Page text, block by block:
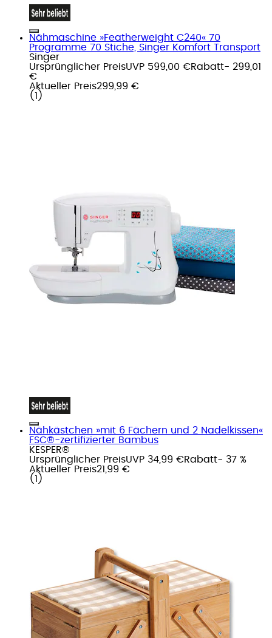
Nähmaschine »Featherweight C240« 70
Programme 70 Stiche, Singer Komfort Transport
Singer
Ursprünglicher PreisUVP 599,00 €Rabatt- 299,01
€
Aktueller Preis299,99 €
( 1 )
Nähkästchen »mit 6 Fächern und 2 Nadelkissen«
FSC®-zertifizierter Bambus
KESPER®
Ursprünglicher PreisUVP 34,99 €Rabatt- 37 %
Aktueller Preis21,99 €
( 1 )